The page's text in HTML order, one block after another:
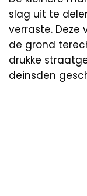
slag uit te
verraste. Deze
de grond
drukke
deinsden